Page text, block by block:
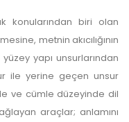
konularından biri olan
metnin akıcılığının
yüzey yapı unsurlarından
ile yerine geçen unsur
ve cümle düzeyinde dil
araçlar; anlamını